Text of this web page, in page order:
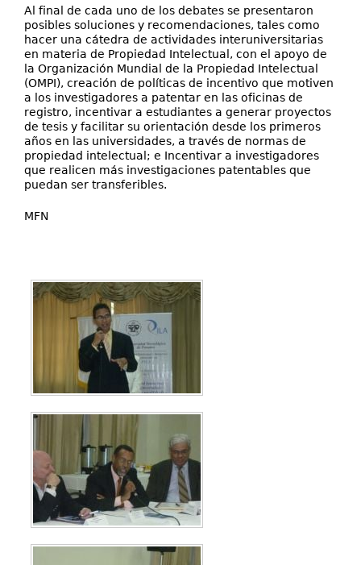
Al final de cada uno de los debates se presentaron
posibles soluciones y recomendaciones, tales como
hacer una cátedra de actividades interuniversitarias
en materia de Propiedad Intelectual, con el apoyo de
la Organización Mundial de la Propiedad Intelectual
(OMPI), creación de políticas de incentivo que motiven
a los investigadores a patentar en las oficinas de
registro, incentivar a estudiantes a generar proyectos
de tesis y facilitar su orientación desde los primeros
años en las universidades, a través de normas de
propiedad intelectual; e Incentivar a investigadores
que realicen más investigaciones patentables que
puedan ser transferibles.
MFN